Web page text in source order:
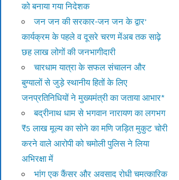
को बनाया गया निदेशक
जन जन की सरकार-जन जन के द्वार’
कार्यक्रम के पहले व दूसरे चरण मेंअब तक साढ़े
छह लाख लोगों की जनभागीदारी
चारधाम यात्रा के सफल संचालन और
बुग्यालों से जुड़े स्थानीय हितों के लिए
जनप्रतिनिधियों ने मुख्यमंत्री का जताया आभार*
बद्रीनाथ धाम से भगवान नारायण का लगभग
₹5 लाख मूल्य का सोने का मणि जड़ित मुकुट चोरी
करने वाले आरोपी को चमोली पुलिस ने लिया
अभिरक्षा में
भांग एक कैंसर और अवसाद रोधी चमत्कारिक